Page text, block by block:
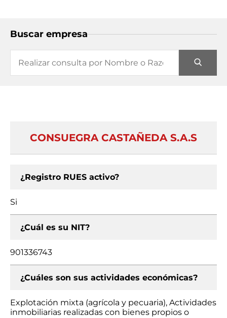
Buscar empresa
CONSUEGRA CASTAÑEDA S.A.S
¿Registro RUES activo?
Si
¿Cuál es su NIT?
901336743
¿Cuáles son sus actividades económicas?
Explotación mixta (agrícola y pecuaria), Actividades
inmobiliarias realizadas con bienes propios o